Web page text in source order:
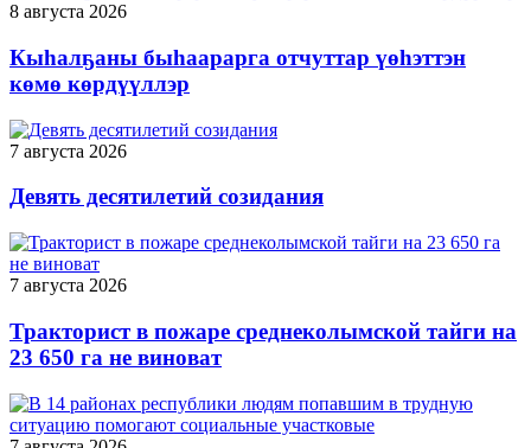
8 августа 2026
Кыһалҕаны быһаарарга отчуттар үөһэттэн
көмө көрдүүллэр
7 августа 2026
Девять десятилетий созидания
7 августа 2026
Тракторист в пожаре среднеколымской тайги на
23 650 га не виноват